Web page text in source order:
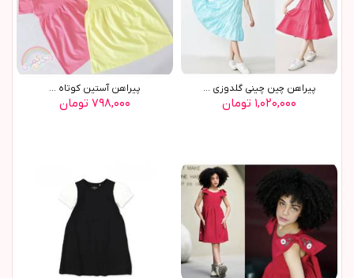
پیراهن چین چینی گلدوزی ...
۱,۰۲۰,۰۰۰ تومان
پیراهن آستین کوتاه ...
۷۹۸,۰۰۰ تومان